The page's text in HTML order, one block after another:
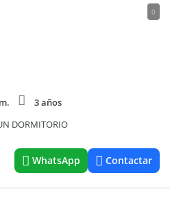
0
3 años
DORMITORIO
WhatsApp Contactar